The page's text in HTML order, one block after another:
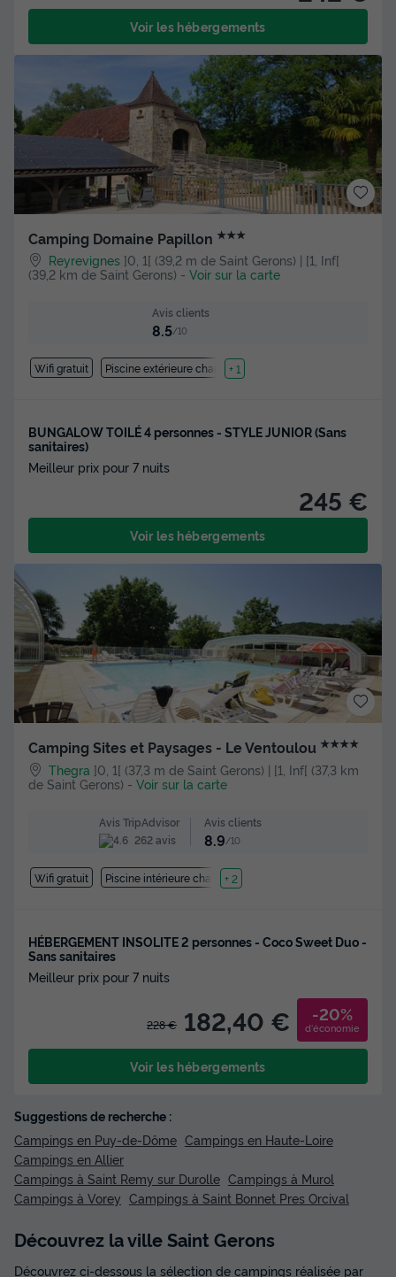
Voir les hébergements
Camping Domaine Papillon ★★★
Reyrevignes ]0, 1[ (39,2 m de Saint Gerons) | [1, Inf[
(39,2 km de Saint Gerons) - Voir sur la carte
Avis clients
8.5/10
Wifi gratuit Piscine extérieure chauffée
+ 1
BUNGALOW TOILÉ 4 personnes - STYLE JUNIOR (Sans
sanitaires)
Meilleur prix pour 7 nuits
245 €
Voir les hébergements
Camping Sites et Paysages - Le Ventoulou ★★★★
Thegra ]0, 1[ (37,3 m de Saint Gerons) | [1, Inf[ (37,3 km
de Saint Gerons) - Voir sur la carte
Avis TripAdvisor
262 avis
Avis clients
8.9/10
Wifi gratuit Piscine intérieure chauffée
+ 2
HÉBERGEMENT INSOLITE 2 personnes - Coco Sweet Duo -
Sans sanitaires
Meilleur prix pour 7 nuits
228 € 182,40 € -20%
d'économie
Voir les hébergements
Suggestions de recherche :
Campings en Puy-de-Dôme Campings en Haute-Loire
Campings en Allier
Campings à Saint Remy sur Durolle Campings à Murol
Campings à Vorey Campings à Saint Bonnet Pres Orcival
Découvrez la ville Saint Gerons
Découvrez ci-dessous la sélection de campings réalisée par